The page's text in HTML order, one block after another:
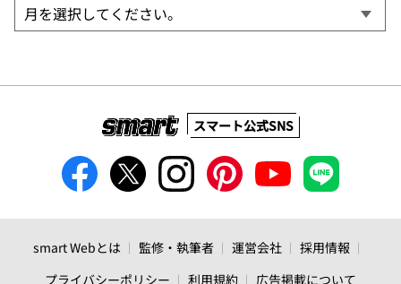
スマート公式SNS
smart Webとは 監修・執筆者 運営会社
採用情報
プライバシーポリシー
利用規約 広告掲載について